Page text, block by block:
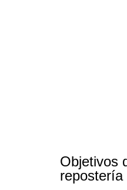
Objetivos
repostería